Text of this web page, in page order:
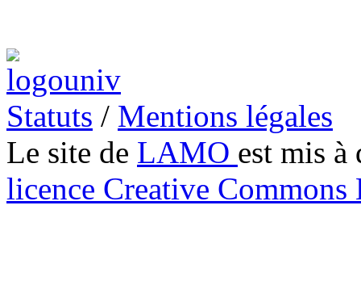
Statuts / Mentions légales
Le site de LAMO est mis à
licence Creative